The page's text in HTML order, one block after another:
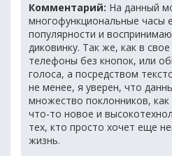
Комментарий: На данный
многофункциональные часы
популярности и
диковинку. Так же, как в
телефоны без кнопок, или
голоса, а посредством
не менее, я уверен, что
множество поклонников,
что-то новое и
тех, кто просто хочет еще
жизнь.